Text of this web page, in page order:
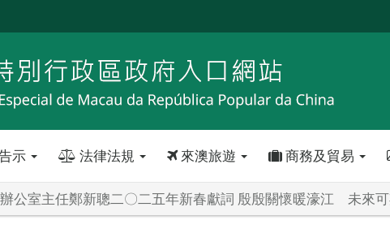
示 法律法規 來澳旅遊 商務及貿易
公室主任鄭新聰二〇二五年新春獻詞 殷殷關懷暖濠江 未來